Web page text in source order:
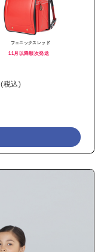
フェニックスレッド
11月以降順次発送
(税込)